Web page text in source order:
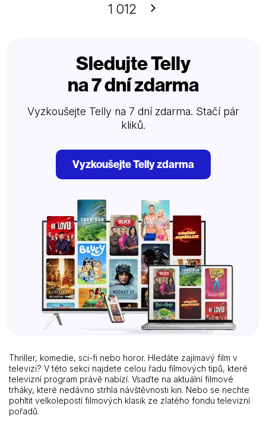
1 012
Další
Sledujte Telly
na 7 dní zdarma
Vyzkoušejte Telly na 7 dní zdarma. Stačí pár
kliků.
Vyzkoušejte Telly zdarma
Thriller, komedie, sci-fi nebo horor. Hledáte zajímavý film v
televizi? V této sekci najdete celou řadu filmových tipů, které
televizní program právě nabízí. Vsaďte na aktuální filmové
trháky, které nedávno strhla návštěvnosti kin. Nebo se nechte
pohltit velkolepostí filmových klasik ze zlatého fondu televizní
pořadů.